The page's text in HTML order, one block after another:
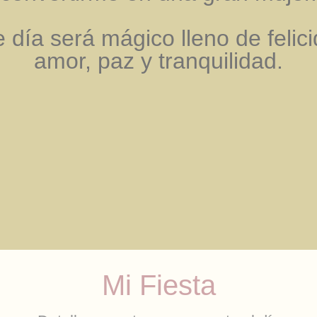
día será mágico lleno de
amor, paz y tranquilidad.
Mi Fiesta